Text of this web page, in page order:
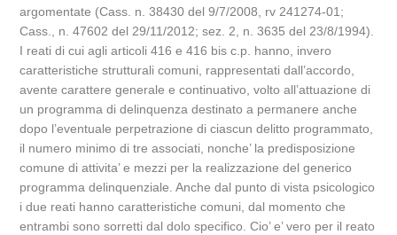
argomentate (Cass. n. 38430 del 9/7/2008, rv 241274-01;
Cass., n. 47602 del 29/11/2012; sez. 2, n. 3635 del 23/8/1994).
I reati di cui agli articoli 416 e 416 bis c.p. hanno, invero
caratteristiche strutturali comuni, rappresentati dall’accordo,
avente carattere generale e continuativo, volto all’attuazione di
un programma di delinquenza destinato a permanere anche
dopo l’eventuale perpetrazione di ciascun delitto programmato,
il numero minimo di tre associati, nonche’ la predisposizione
comune di attivita’ e mezzi per la realizzazione del generico
programma delinquenziale. Anche dal punto di vista psicologico
i due reati hanno caratteristiche comuni, dal momento che
entrambi sono sorretti dal dolo specifico. Cio’ e’ vero per il reato